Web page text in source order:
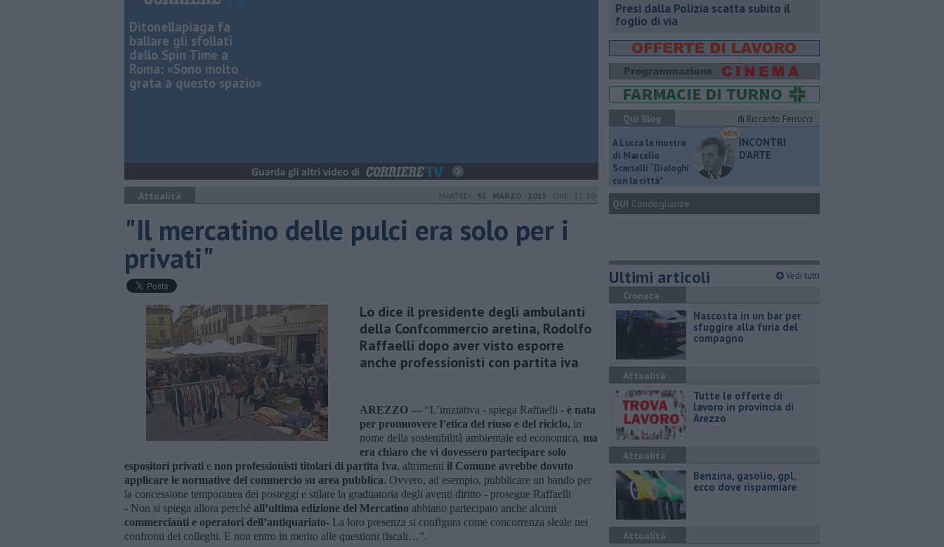
Ditonellapiaga fa
ballare gli sfollati
dello Spin Time a
Roma: «Sono molto
grata a questo spazio»
Attualità MARTEDÌ 31 MARZO 2015 ORE 12:30
"Il mercatino delle pulci era solo per i
privati"
Lo dice il presidente degli ambulanti
della Confcommercio aretina, Rodolfo
Raffaelli dopo aver visto esporre
anche professionisti con partita iva
AREZZO — “L’iniziativa - spiega Raffaelli - è nata
per promuovere l’etica del riuso e del riciclo, in
nome della sostenibilità ambientale ed economica, ma
era chiaro che vi dovessero partecipare solo
espositori privati e non professionisti titolari di partita Iva, altrimenti il Comune avrebbe dovuto
applicare le normative del commercio su area pubblica. Ovvero, ad esempio, pubblicare un bando per
la concessione temporanea dei posteggi e stilare la graduatoria degli aventi diritto - prosegue Raffaelli
- Non si spiega allora perché all’ultima edizione del Mercatino abbiano partecipato anche alcuni
commercianti e operatori dell’antiquariato- La loro presenza si configura come concorrenza sleale nei
confronti dei colleghi. E non entro in merito alle questioni fiscali…”.
Presi dalla Polizia scatta subito il
foglio di via
Qui Blog
di Riccardo Ferrucci
A Lucca la mostra
di Marcello
Scarselli “Dialoghi
con la città"
INCONTRI
D'ARTE
QUI Condoglianze
Ultimi articoli Vedi tutti
Cronaca
Nascosta in un bar per
sfuggire alla furia del
compagno
Attualità
​Tutte le offerte di
lavoro in provincia di
Arezzo
Attualità
​Benzina, gasolio, gpl,
ecco dove risparmiare
Attualità